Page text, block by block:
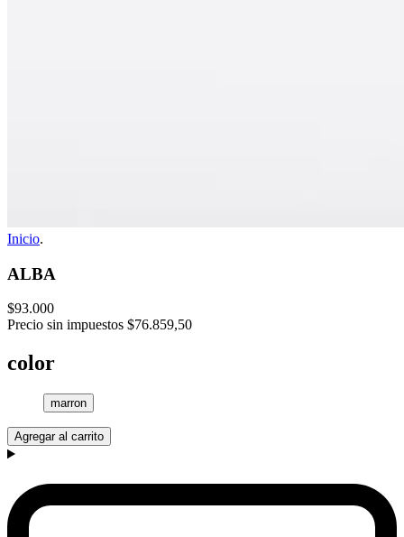
Inicio.
ALBA
$93.000
Precio sin impuestos $76.859,50
color
marron
Agregar al carrito